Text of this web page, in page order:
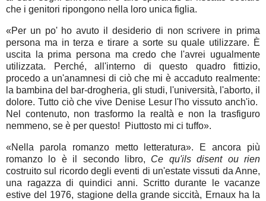
che i genitori ripongono nella loro unica figlia.
«Per un po' ho avuto il desiderio di non scrivere in prima
persona ma in terza e tirare a sorte su quale utilizzare. È
uscita la prima persona ma credo che l'avrei ugualmente
utilizzata. Perché, all'interno di questo quadro fittizio,
procedo a un'anamnesi di ciò che mi è accaduto realmente:
la bambina del bar-drogheria, gli studi, l'università, l'aborto, il
dolore. Tutto ciò che vive Denise Lesur l'ho vissuto anch'io.
Nel contenuto, non trasformo la realtà e non la trasfiguro
nemmeno, se è per questo! Piuttosto mi ci tuffo».
«Nella parola romanzo metto letteratura». E ancora più
romanzo lo è il secondo libro, Ce qu'ils disent ou rien
costruito sul ricordo degli eventi di un'estate vissuti da Anne,
una ragazza di quindici anni. Scritto durante le vacanze
estive del 1976, stagione della grande siccità, Ernaux ha la